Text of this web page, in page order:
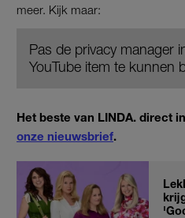
meer. Kijk maar:
Pas de privacy manager
YouTube item te kunnen
Het beste van LINDA. direct
onze nieuwsbrief.